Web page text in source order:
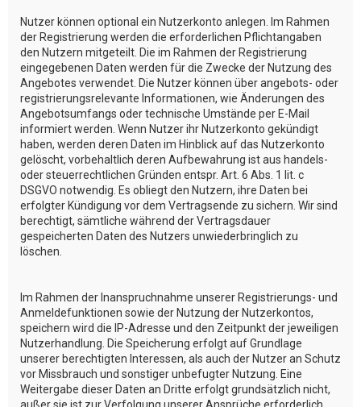
Nutzer können optional ein Nutzerkonto anlegen. Im Rahmen
der Registrierung werden die erforderlichen Pflichtangaben
den Nutzern mitgeteilt. Die im Rahmen der Registrierung
eingegebenen Daten werden für die Zwecke der Nutzung des
Angebotes verwendet. Die Nutzer können über angebots- oder
registrierungsrelevante Informationen, wie Änderungen des
Angebotsumfangs oder technische Umstände per E-Mail
informiert werden. Wenn Nutzer ihr Nutzerkonto gekündigt
haben, werden deren Daten im Hinblick auf das Nutzerkonto
gelöscht, vorbehaltlich deren Aufbewahrung ist aus handels-
oder steuerrechtlichen Gründen entspr. Art. 6 Abs. 1 lit. c
DSGVO notwendig. Es obliegt den Nutzern, ihre Daten bei
erfolgter Kündigung vor dem Vertragsende zu sichern. Wir sind
berechtigt, sämtliche während der Vertragsdauer
gespeicherten Daten des Nutzers unwiederbringlich zu
löschen.
Im Rahmen der Inanspruchnahme unserer Registrierungs- und
Anmeldefunktionen sowie der Nutzung der Nutzerkontos,
speichern wird die IP-Adresse und den Zeitpunkt der jeweiligen
Nutzerhandlung. Die Speicherung erfolgt auf Grundlage
unserer berechtigten Interessen, als auch der Nutzer an Schutz
vor Missbrauch und sonstiger unbefugter Nutzung. Eine
Weitergabe dieser Daten an Dritte erfolgt grundsätzlich nicht,